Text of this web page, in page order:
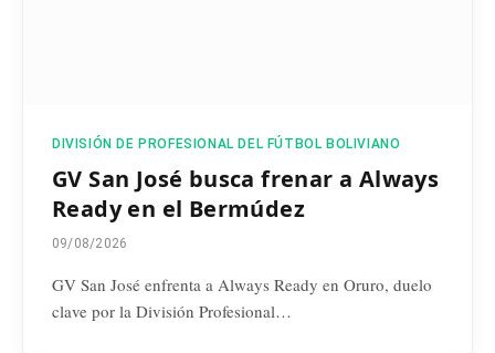
DIVISIÓN DE PROFESIONAL DEL FÚTBOL BOLIVIANO
GV San José busca frenar a Always
Ready en el Bermúdez
09/08/2026
GV San José enfrenta a Always Ready en Oruro, duelo
clave por la División Profesional…